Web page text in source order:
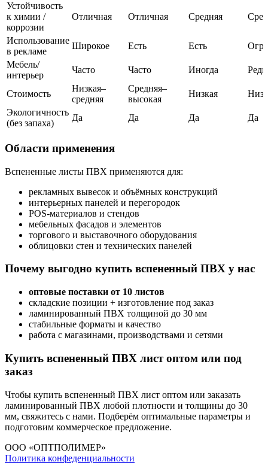
Устойчивость
к химии /
коррозии
Отличная Отличная Средняя
Использование
в рекламе
Широкое Есть Есть
Мебель/
интерьер
Часто Часто Иногда
Стоимость
Низкая–
средняя
Средняя–
высокая
Низкая
Экологичность
(без запаха)
Да Да Да Да
Области применения
Вспененные листы ПВХ применяются для:
рекламных вывесок и объёмных конструкций
интерьерных панелей и перегородок
POS-материалов и стендов
мебельных фасадов и элементов
торгового и выставочного оборудования
облицовки стен и технических панелей
Почему выгодно купить вспененный ПВХ у нас
оптовые поставки от 10 листов
складские позиции + изготовление под заказ
ламинированный ПВХ толщиной до 30 мм
стабильные форматы и качество
работа с магазинами, производствами и сетями
Купить вспененный ПВХ лист оптом или под
заказ
Чтобы купить вспененный ПВХ лист оптом или заказать
ламинированный ПВХ любой плотности и толщины до 30
мм, свяжитесь с нами. Подберём оптимальные параметры и
подготовим коммерческое предложение.
ООО «ОПТПОЛИМЕР»
Политика конфеденциальности